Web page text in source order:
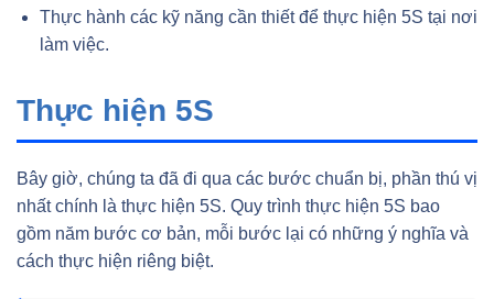
Thực hành các kỹ năng cần thiết để thực hiện 5S tại nơi
làm việc.
Thực hiện 5S
Bây giờ, chúng ta đã đi qua các bước chuẩn bị, phần thú vị
nhất chính là thực hiện 5S. Quy trình thực hiện 5S bao
gồm năm bước cơ bản, mỗi bước lại có những ý nghĩa và
cách thực hiện riêng biệt.